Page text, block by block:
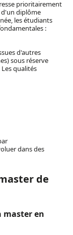
prioritairement
diplôme
les étudiants
:
d'autres
sous réserve
qualités
dans des
de
master en